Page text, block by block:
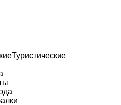
Туристические